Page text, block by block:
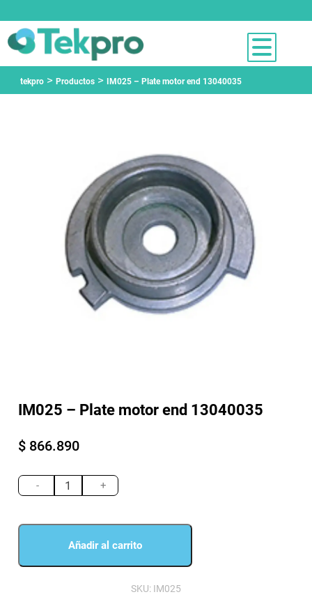
tekpro> Productos> IM025 – Plate motor end 13040035
IM025 – Plate motor end 13040035
$ 866.890
-
-
Plate
end
+
Añadir al carrito
SKU: IM025